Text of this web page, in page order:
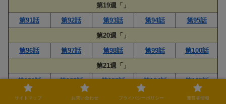
第19週「」
第91話
第92話 第93話 第94話
第95話
第20週「」
第96話
第97話 第98話 第99話
第100話
第21週「」
第101話
第102話 第103話 第104話
第105話
第22週「」
サイトマップ お問い合わせ プライバシーポリシー 運営者情報